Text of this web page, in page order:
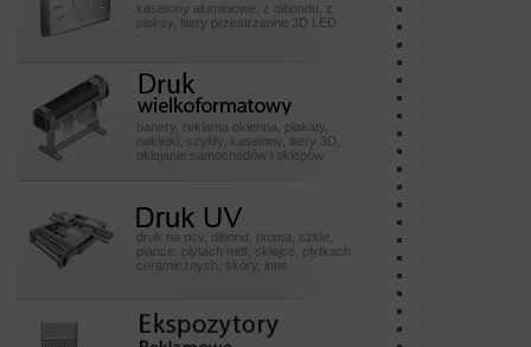
kasetony aluminiowe, z dibondu, z
pleksy, litery przestrzenne 3D LED
Druk
wielkoformatowy
banery, reklama okienna, plakaty,
naklejki, szyldy, kasetony, litery 3D,
oklejanie samochodów i sklepów
druk na pcv, dibond, pmma, szkle,
piance, płytach mdf, sklejce, płytkach
ceramicznych, skóry, inne
Ekspozytory POSssss